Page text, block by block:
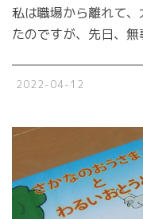
私は職場から離れて
たのですが、先日、
2022-04-12